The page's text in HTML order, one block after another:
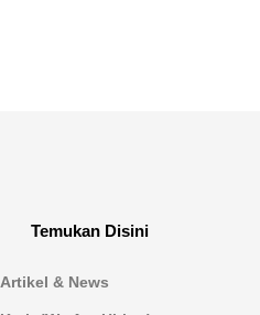
Temukan Disini
Artikel & News